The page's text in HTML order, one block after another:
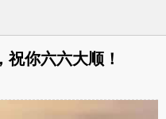
你六六大顺！